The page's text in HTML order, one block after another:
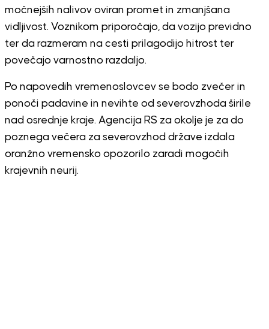
močnejših nalivov oviran promet in zmanjšana
vidljivost. Voznikom priporočajo, da vozijo previdno
ter da razmeram na cesti prilagodijo hitrost ter
povečajo varnostno razdaljo.
Po napovedih vremenoslovcev se bodo zvečer in
ponoči padavine in nevihte od severovzhoda širile
nad osrednje kraje. Agencija RS za okolje je za do
poznega večera za severovzhod države izdala
oranžno vremensko opozorilo zaradi mogočih
krajevnih neurij.